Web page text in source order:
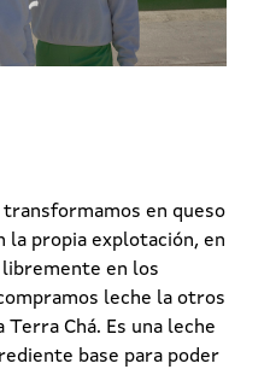
en queso
la propia explotación, en
libremente en los
leche la otros
Terra Chá. Es una leche
base para poder